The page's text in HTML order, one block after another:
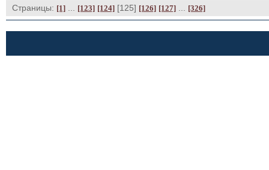
Страницы: [1] [123] [124] [125] [126] [127] [326]